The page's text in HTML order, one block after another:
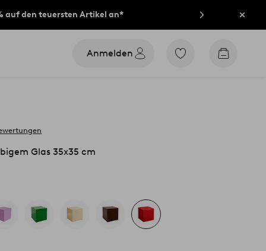
auf den teuersten Artikel an*
Anmelden
Zu
Zum
Glas 35x35 cm